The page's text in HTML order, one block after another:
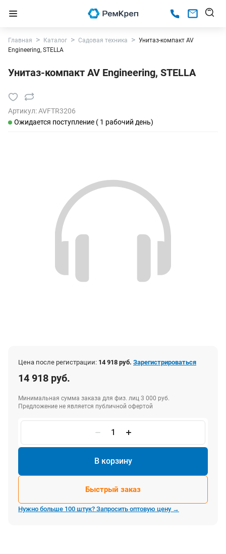
Главная Каталог Садовая техника
Унитаз-компакт AV
Engineering, STELLA
Унитаз-компакт AV Engineering, STELLA
Артикул:AVFTR3206
Ожидается поступление ( 1 рабочий день)
Цена после регистрации: 14 918 руб. Зарегистрироваться
14 918 руб.
Минимальная сумма заказа для физ. лиц 3 000 руб.
Предложение не является публичной офертой
В корзину
Быстрый заказ
Нужно больше 100 штук? Запросить оптовую цену →